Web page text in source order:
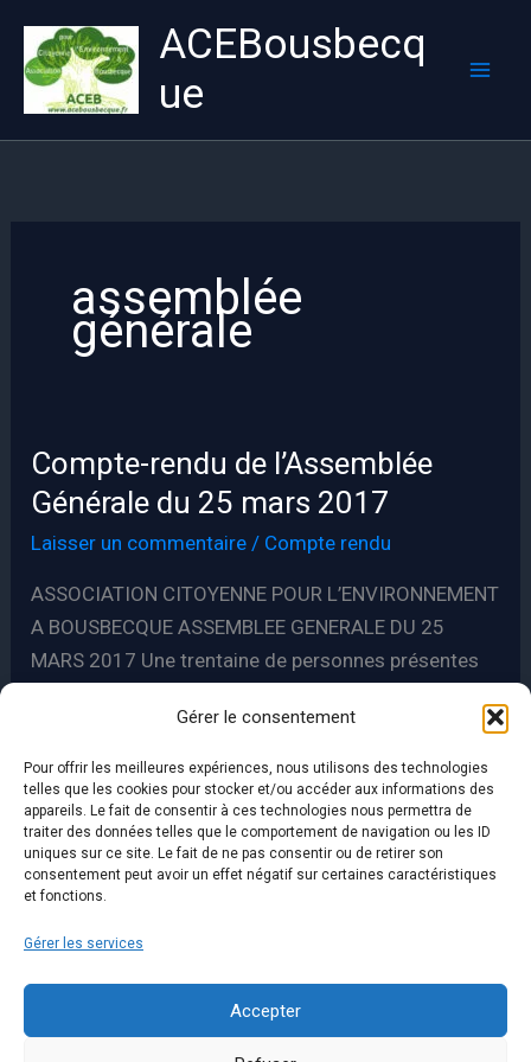
Gérer le consentement
Pour offrir les meilleures expériences, nous utilisons des technologies
telles que les cookies pour stocker et/ou accéder aux informations des
appareils. Le fait de consentir à ces technologies nous permettra de
traiter des données telles que le comportement de navigation ou les ID
uniques sur ce site. Le fait de ne pas consentir ou de retirer son
consentement peut avoir un effet négatif sur certaines caractéristiques
et fonctions.
Gérer les services
Accepter
contenu
ACEBousbecq
ue
assemblée
générale
Compte-rendu de l’Assemblée
Générale du 25 mars 2017
Laisser un commentaire / Compte rendu
ASSOCIATION CITOYENNE POUR L’ENVIRONNEMENT
A BOUSBECQUE ASSEMBLEE GENERALE DU 25
MARS 2017 Une trentaine de personnes présentes
nouvelles adhésions Accueil et présentation de Mr
Marc VANSEVEREN L’A C E B, association
bousbecquoise, loi 1901, créée en mai 2016,
constituée d’un Conseil Collégial nommé pour un an
[…]
rendu
de